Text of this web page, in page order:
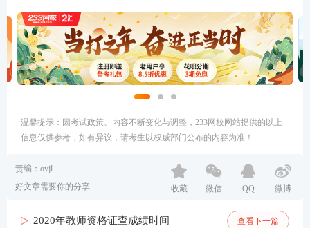
温馨提示：因考试政策、内容不断变化与调整，233网校网站提供的以上
信息仅供参考，如有异议，请考生以权威部门公布的内容为准！
责编：oyjl
好文章需要你的分享
收藏 微信 QQ 微博
2020年教师资格证查成绩时间 查看下一篇